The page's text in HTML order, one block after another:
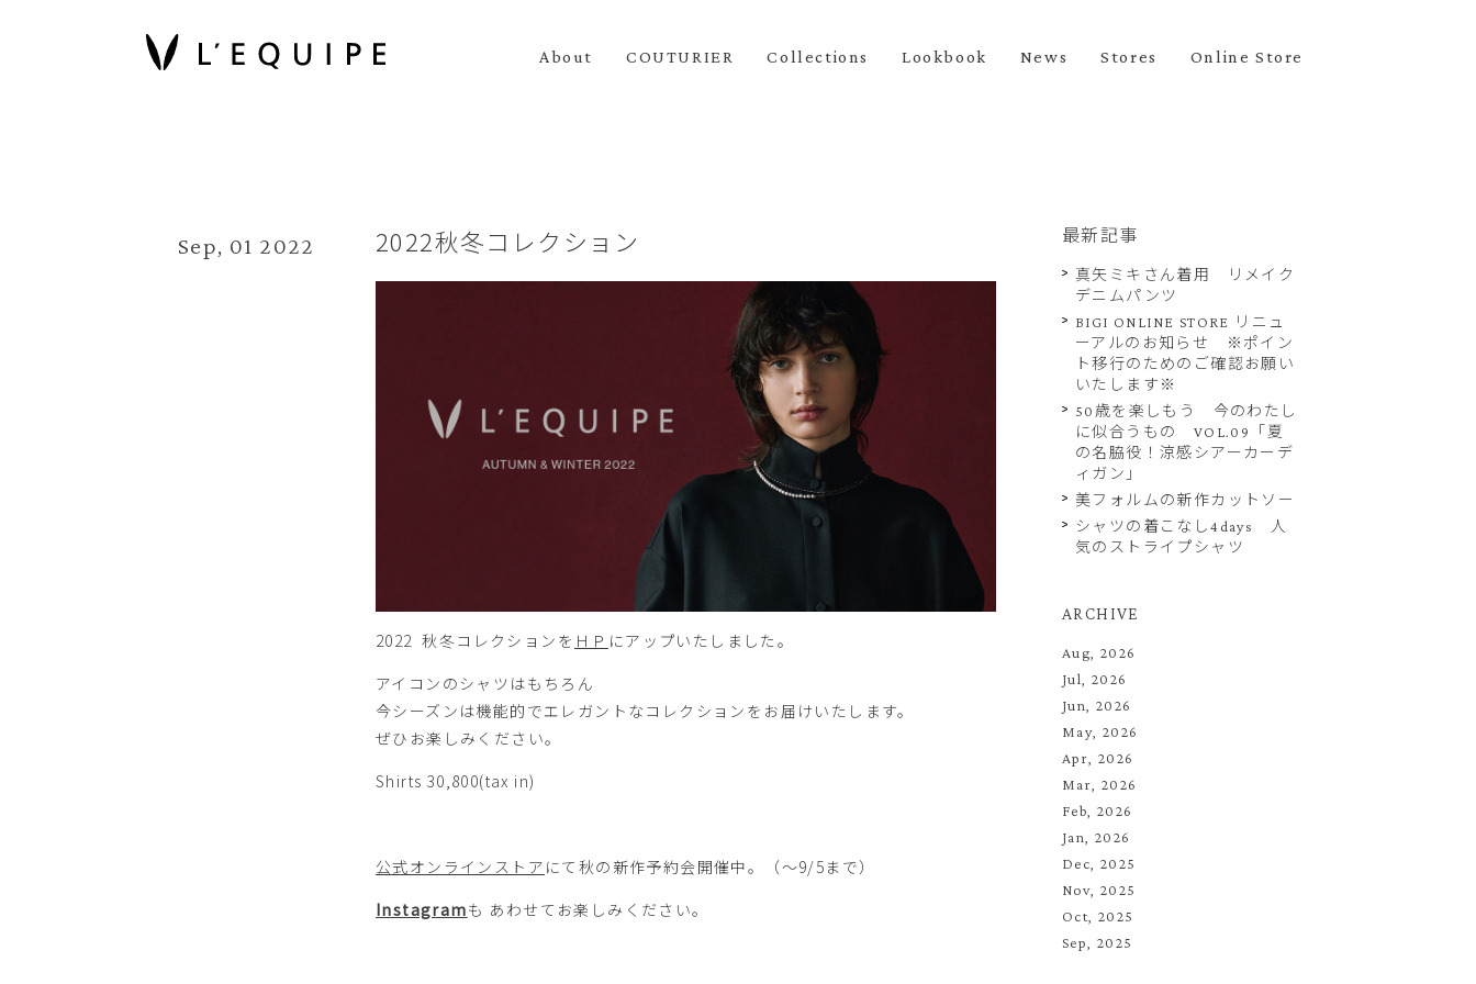
About COUTURIER Collections Lookbook News Stores Online Store
Sep, 01 2022 2022秋冬コレクション
2022 秋冬コレクションを ＨＰ にアップいたしました。
アイコンのシャツはもちろん
今シーズンは機能的でエレガントなコレクションをお届けいたします。
ぜひお楽しみください。
Shirts 30,800(tax in)
公式オンラインストア にて秋の新作予約会開催中。（～9/5まで）
Instagramも あわせてお楽しみください。
最新記事
真矢ミキさん着用 リメイク
デニムパンツ
BIGI ONLINE STORE リニュ
ーアルのお知らせ ※ポイン
ト移行のためのご確認お願い
いたします※
50歳を楽しもう 今のわたし
に似合うもの VOL.09「夏
の名脇役！涼感シアーカーデ
ィガン」
美フォルムの新作カットソー
シャツの着こなし4days 人
気のストライプシャツ
ARCHIVE
Aug, 2026
Jul, 2026
Jun, 2026
May, 2026
Apr, 2026
Mar, 2026
Feb, 2026
Jan, 2026
Dec, 2025
Nov, 2025
Oct, 2025
Sep, 2025